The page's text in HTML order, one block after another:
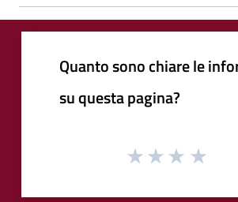
Quanto sono chiare le
su questa pagina?